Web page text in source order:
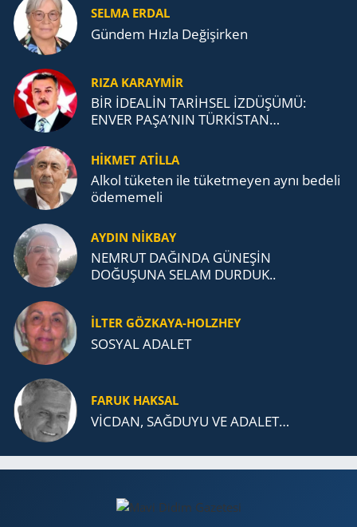
SELMA ERDAL
Gündem Hızla Değişirken
RIZA KARAYMIR
BİR İDEALİN TARİHSEL İZDÜŞÜMÜ:
ENVER PAŞA’NIN TÜRKİSTAN
TEŞKİLATI’NA UZANAN MİRASI
HİKMET ATİLLA
Alkol tü­ke­ten ile tü­ket­me­yen aynı be­de­li
öde­me­me­li
AYDIN NİKBAY
NEMRUT DAĞINDA GÜNEŞİN
DOĞUŞUNA SELAM DURDUK..
İLTER GÖZKAYA-HOLZHEY
SOSYAL ADALET
FARUK HAKSAL
VİCDAN, SAĞ­DU­YU VE ADA­LET…